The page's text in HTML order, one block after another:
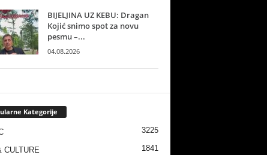
BIJELJINA UZ KEBU: Dragan
Kojić snimo spot za novu
pesmu –...
04.08.2026
Kategorije
3225
CULTURE 1841